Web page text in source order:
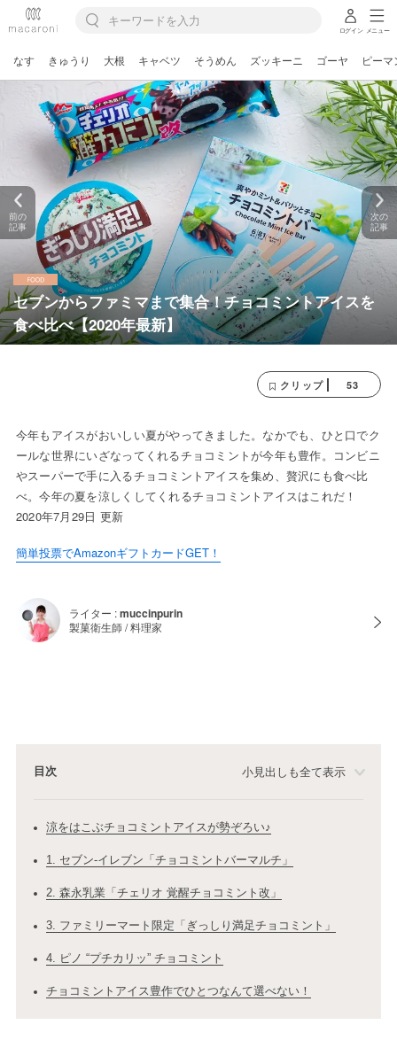
ログイン メニュー
なす きゅうり 大根 キャベツ そうめん ズッキーニ ゴーヤ ピーマ
セブンからファミマまで集合！チョコミントアイスを
食べ比べ【2020年最新】
前の
記事
次の
記事
クリップ 53
今年もアイスがおいしい夏がやってきました。なかでも、ひと口でク
ールな世界にいざなってくれるチョコミントが今年も豊作。コンビニ
やスーパーで手に入るチョコミントアイスを集め、贅沢にも食べ比
べ。今年の夏を涼しくしてくれるチョコミントアイスはこれだ！
2020年7月29日 更新
簡単投票でAmazonギフトカードGET！
ライター :muccinpurin
製菓衛生師 / 料理家
目次 小見出しも全て表示
涼をはこぶチョコミントアイスが勢ぞろい♪
1. セブン‐イレブン「チョコミントバーマルチ」
2. 森永乳業「チェリオ 覚醒チョコミント改」
3. ファミリーマート限定「ぎっしり満足チョコミント」
4. ピノ “プチカリッ” チョコミント
チョコミントアイス豊作でひとつなんて選べない！